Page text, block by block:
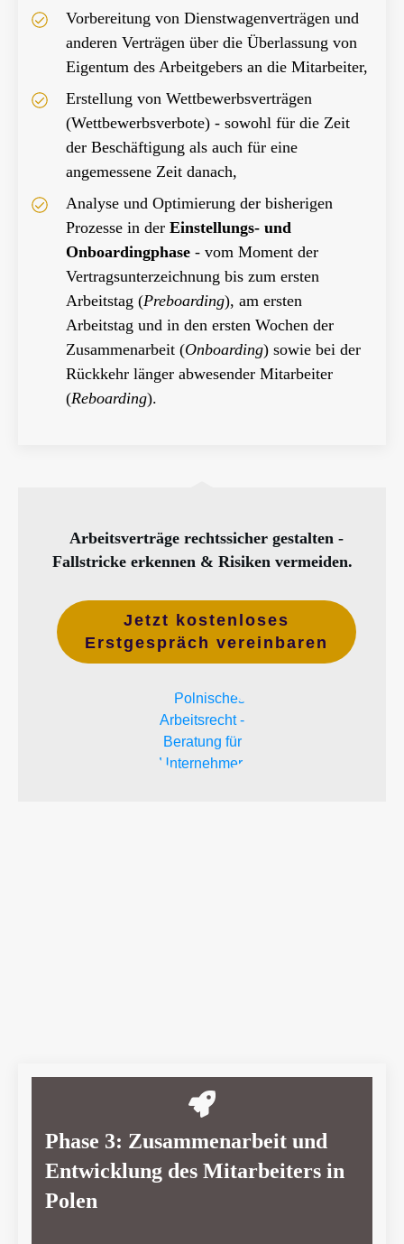
Vorbereitung von Dienstwagenverträgen und
anderen Verträgen über die Überlassung von
Eigentum des Arbeitgebers an die Mitarbeiter,
Erstellung von Wettbewerbsverträgen
(Wettbewerbsverbote) - sowohl für die Zeit
der Beschäftigung als auch für eine
angemessene Zeit danach,
Analyse und Optimierung der bisherigen
Prozesse in der Einstellungs- und
Onboardingphase - vom Moment der
Vertragsunterzeichnung bis zum ersten
Arbeitstag (Preboarding), am ersten
Arbeitstag und in den ersten Wochen der
Zusammenarbeit (Onboarding) sowie bei der
Rückkehr länger abwesender Mitarbeiter
(Reboarding).
Arbeitsverträge rechtssicher gestalten -
Fallstricke erkennen & Risiken vermeiden.
Jetzt kostenloses
Erstgespräch vereinbaren
Phase 3: Zusammenarbeit und
Entwicklung des Mitarbeiters in
Polen